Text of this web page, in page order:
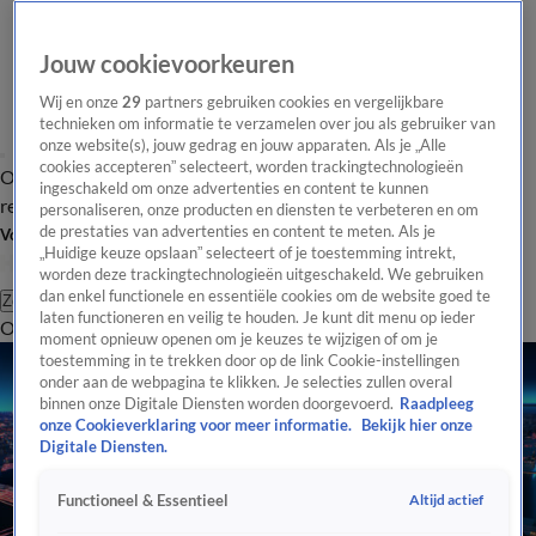
Overzicht Laatste nieuws Regionieuws Het beste van Hart
Tip de
redactie
Volg Hart van Nederland
Zoeken
OverzichtRegioUitzendingenWeerTip de redactiePanelVideo's
Jouw cookievoorkeuren
Wij en onze29 partners gebruiken cookies en vergelijkbare
technieken om informatie te verzamelen over jou als gebruiker van
onze website(s), jouw gedrag en jouw apparaten. Als je „Alle
cookies accepteren” selecteert, worden trackingtechnologieën
ingeschakeld om onze advertenties en content te kunnen
personaliseren, onze producten en diensten te verbeteren en om
de prestaties van advertenties en content te meten. Als je
„Huidige keuze opslaan” selecteert of je toestemming intrekt,
worden deze trackingtechnologieën uitgeschakeld. We gebruiken
dan enkel functionele en essentiële cookies om de website goed te
laten functioneren en veilig te houden. Je kunt dit menu op ieder
moment opnieuw openen om je keuzes te wijzigen of om je
toestemming in te trekken door op de link Cookie-instellingen
onder aan de webpagina te klikken. Je selecties zullen overal
binnen onze Digitale Diensten worden doorgevoerd. Raadpleeg
onze Cookieverklaring voor meer informatie.
Bekijk hier onze
Digitale Diensten.
Functioneel & Essentieel Altijd actief